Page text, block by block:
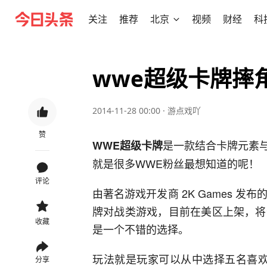
关注 推荐 北京 视频 财经 科
赞
评论
收藏
分享
wwe超级卡牌摔
2014-11-28 00:00 · 游点戏吖
WWE超级卡牌是一款结合卡牌元素
就是很多WWE粉丝最想知道的呢！
由著名游戏开发商 2K Games 发布
牌对战类游戏，目前在美区上架，
是一个不错的选择。
玩法就是玩家可以从中选择五名喜